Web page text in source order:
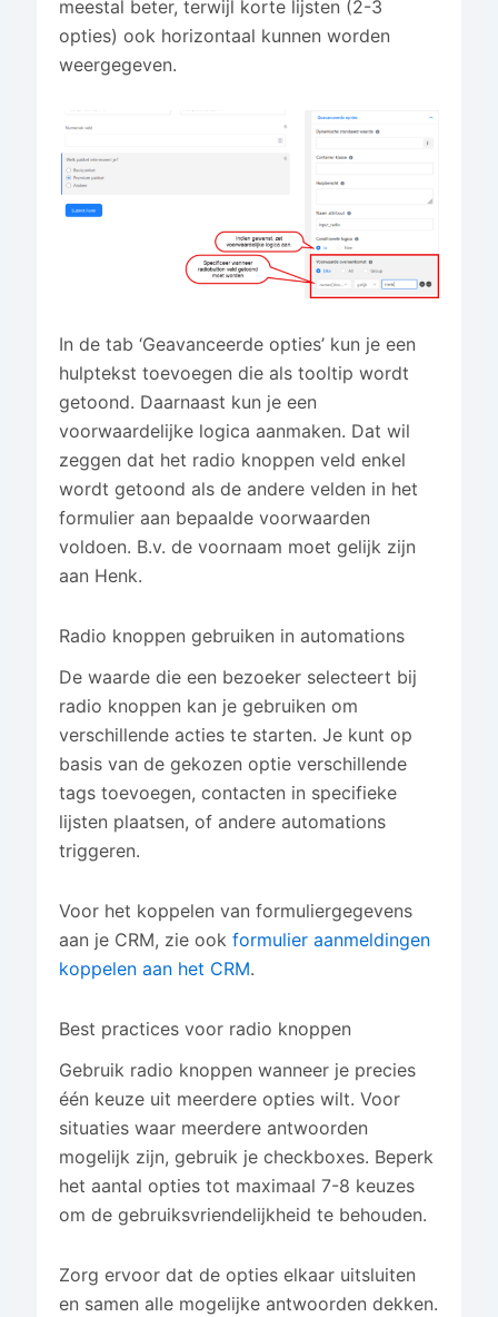
meestal beter, terwijl korte lijsten (2-3
opties) ook horizontaal kunnen worden
weergegeven.
In de tab ‘Geavanceerde opties’ kun je een
hulptekst toevoegen die als tooltip wordt
getoond. Daarnaast kun je een
voorwaardelijke logica aanmaken. Dat wil
zeggen dat het radio knoppen veld enkel
wordt getoond als de andere velden in het
formulier aan bepaalde voorwaarden
voldoen. B.v. de voornaam moet gelijk zijn
aan Henk.
Radio knoppen gebruiken in automations
De waarde die een bezoeker selecteert bij
radio knoppen kan je gebruiken om
verschillende acties te starten. Je kunt op
basis van de gekozen optie verschillende
tags toevoegen, contacten in specifieke
lijsten plaatsen, of andere automations
triggeren.
Voor het koppelen van formuliergegevens
aan je CRM, zie ook formulier aanmeldingen
koppelen aan het CRM.
Best practices voor radio knoppen
Gebruik radio knoppen wanneer je precies
één keuze uit meerdere opties wilt. Voor
situaties waar meerdere antwoorden
mogelijk zijn, gebruik je checkboxes. Beperk
het aantal opties tot maximaal 7-8 keuzes
om de gebruiksvriendelijkheid te behouden.
Zorg ervoor dat de opties elkaar uitsluiten
en samen alle mogelijke antwoorden dekken.